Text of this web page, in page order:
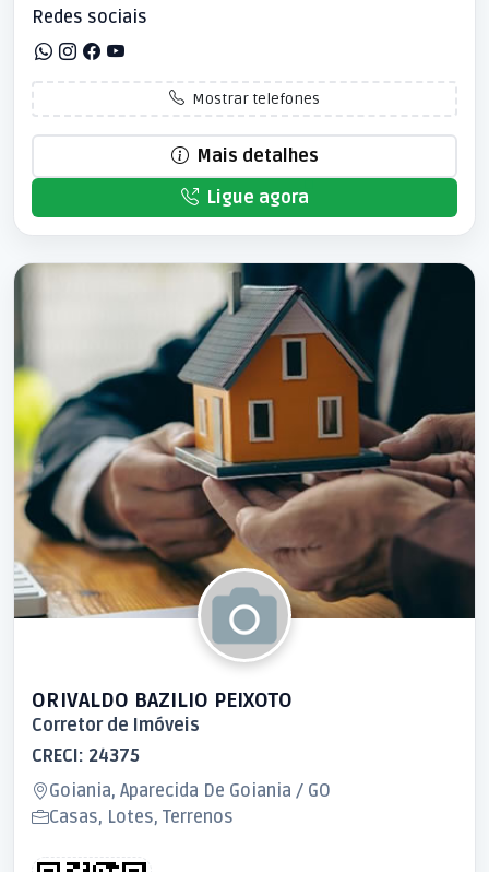
Redes sociais
Mostrar telefones
Mais detalhes
Ligue agora
ORIVALDO BAZILIO PEIXOTO
Corretor de Imóveis
CRECI: 24375
Goiania, Aparecida De Goiania / GO
Casas, Lotes, Terrenos